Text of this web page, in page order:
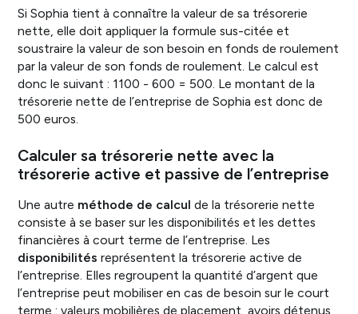
Si Sophia tient à connaître la valeur de sa trésorerie
nette, elle doit appliquer la formule sus-citée et
soustraire la valeur de son besoin en fonds de roulement
par la valeur de son fonds de roulement. Le calcul est
donc le suivant : 1100 - 600 = 500. Le montant de la
trésorerie nette de l’entreprise de Sophia est donc de
500 euros.
Calculer sa trésorerie nette avec la
trésorerie active et passive de l’entreprise
Une autre méthode de calcul de la trésorerie nette
consiste à se baser sur les disponibilités et les dettes
financières à court terme de l’entreprise. Les
disponibilités représentent la trésorerie active de
l’entreprise. Elles regroupent la quantité d’argent que
l’entreprise peut mobiliser en cas de besoin sur le court
terme : valeurs mobilières de placement, avoirs détenus